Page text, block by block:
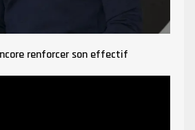
renforcer son effectif